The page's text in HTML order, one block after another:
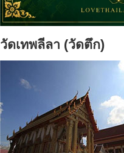
วัดเทพลีลา (วัดตึก)